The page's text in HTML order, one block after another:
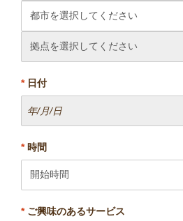
*日付
*時間
*ご興味のあるサービス